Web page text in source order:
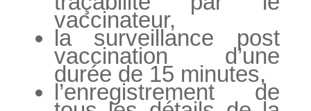
vaccinateur,
la surveillance post
vaccination d’une
durée de 15 minutes,
l’enregistrement de